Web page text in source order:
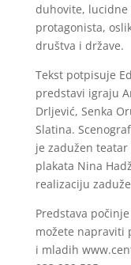
duhovite, lucidne
protagonista,
društva i države.
Tekst potpisuje
predstavi igraju
Drljević, Senka
Slatina.
je zadužen
plakata Nina
realizaciju
Predstava
možete napraviti
i mladih